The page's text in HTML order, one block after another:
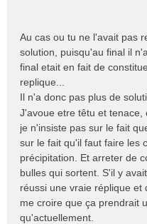
Au cas ou tu ne l'avait pas
solution, puisqu'au final il
final etait en fait de
replique...
Il n'a donc pas plus de
J'avoue etre têtu et tenace,
je n'insiste pas sur le fait
sur le fait qu'il faut faire les
précipitation. Et arreter de
bulles qui sortent. S'il y
réussi une vraie réplique
me croire que ça prendrait
qu'actuellement.